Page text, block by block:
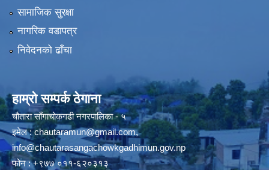
सामाजिक सुरक्षा
नागरिक वडापत्र
निवेदनको ढाँचा
हाम्रो सम्पर्क ठेगाना
चौतारा साँगाचोकगढी नगरपालिका - ५
इमेल :chautaramun@gmail.com,
info@chautarasangachowkgadhimun.gov.np
फोन : +९७७ ०११-६२०३१३